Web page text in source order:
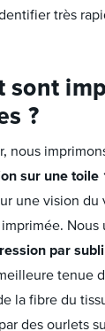
très
sont
?
nous
sur une toile
une vision du
Nous
par
tenue
la fibre du
des ourlets